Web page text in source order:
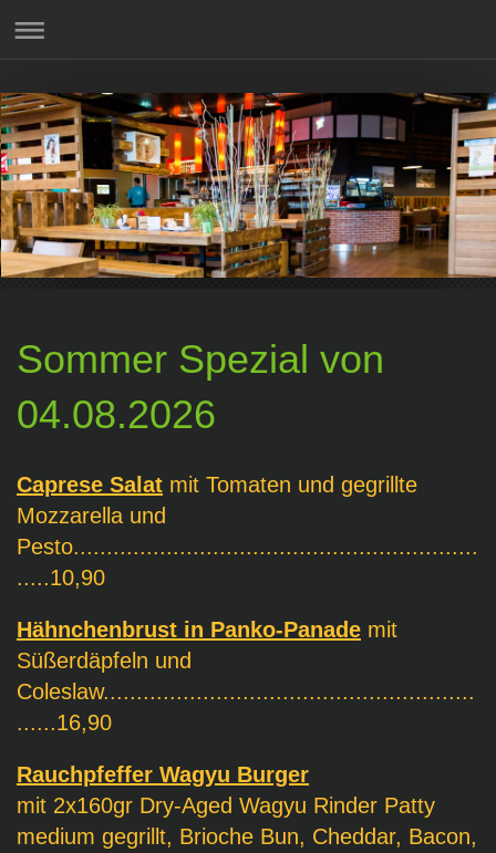
Sommer Spezial von
04.08.2026
Caprese Salat mit Tomaten und gegrillte
Mozzarella und
Pesto.............................................................
.....10,90
Hähnchenbrust in Panko-Panade mit
Süßerdäpfeln und
Coleslaw........................................................
......16,90
Rauchpfeffer Wagyu Burger
mit 2x160gr Dry-Aged Wagyu Rinder Patty
medium gegrillt, Brioche Bun, Cheddar, Bacon,